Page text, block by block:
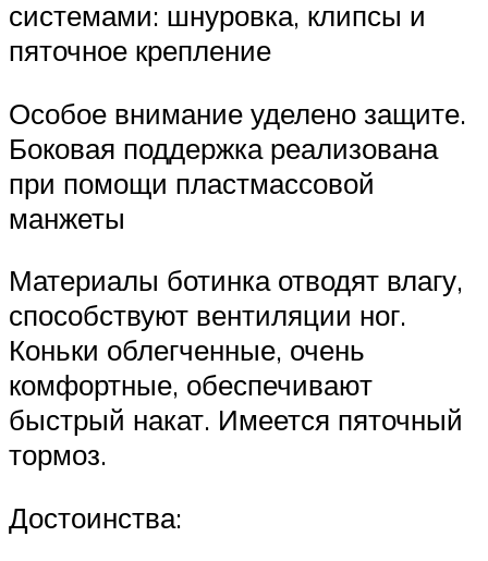
системами: шнуровка, клипсы и
пяточное крепление
Особое внимание уделено защите.
Боковая поддержка реализована
при помощи пластмассовой
манжеты
Материалы ботинка отводят влагу,
способствуют вентиляции ног.
Коньки облегченные, очень
комфортные, обеспечивают
быстрый накат. Имеется пяточный
тормоз.
Достоинства: